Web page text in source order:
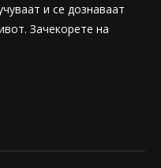
и се дознаваат
Зачекорете на